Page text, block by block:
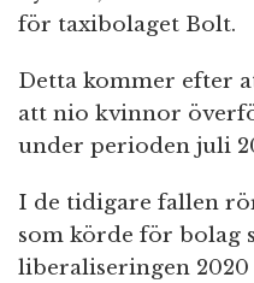
för taxibolaget Bolt.
Detta kommer efter
att nio kvinnor
under perioden juli
I de tidigare fallen
som körde för bolag
liberaliseringen